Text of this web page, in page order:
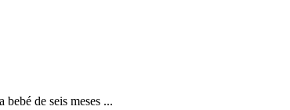
de seis meses ...